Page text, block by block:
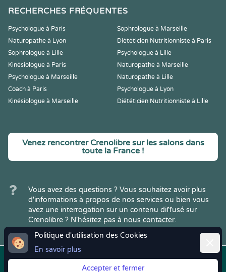
Politique d'utilisation des Cookies
En savoir plus
Accepter et fermer
RECHERCHES FRÉQUENTES
Psychologue à Paris
Sophrologue à Marseille
Naturopathe à Lyon
Diététicien Nutritionniste à Paris
Sophrologue à Lille
Psychologue à Lille
Kinésiologue à Paris
Naturopathe à Marseille
Psychologue à Marseille
Naturopathe à Lille
Coach à Paris
Psychologue à Lyon
Kinésiologue à Marseille
Diététicien Nutritionniste à Lille
Venez rencontrer Crenolibre sur les salons dans
toute la France !
Vous avez des questions ? Vous souhaitez avoir plus
d'informations à propos de nos services ou bien vous
avez une interrogation sur un contenu diffusé sur
Crenolibre ? N'hésitez pas à nous contacter.
Copyright © 2022Crenolibre, tous
Mentions
| CGV | RGPD